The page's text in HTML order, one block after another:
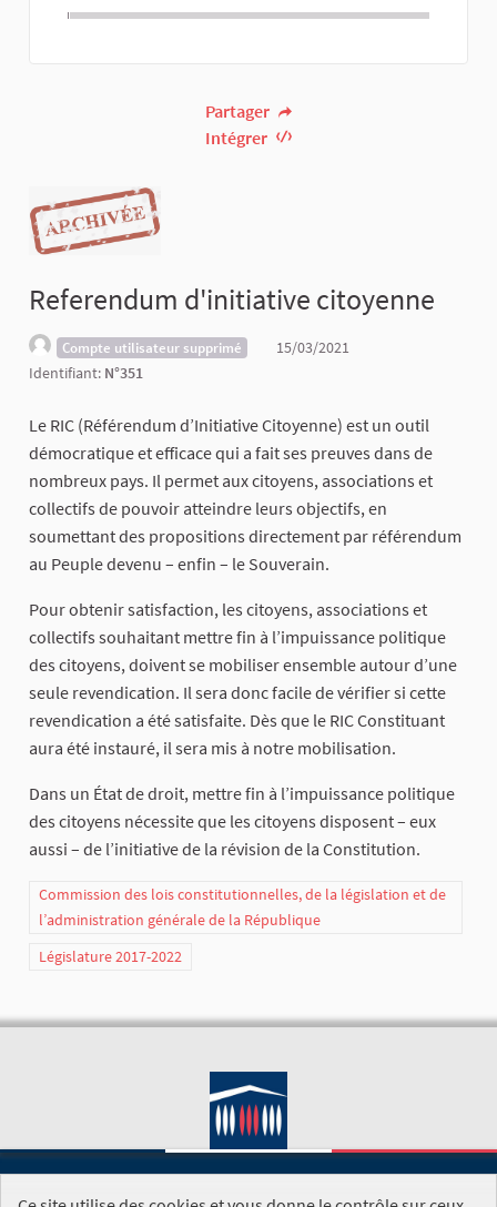
Partager
Intégrer
Referendum d'initiative citoyenne
Compte utilisateur supprimé
15/03/2021
Identifiant: N°351
Le RIC (Référendum d’Initiative Citoyenne) est un outil
démocratique et efficace qui a fait ses preuves dans de
nombreux pays. Il permet aux citoyens, associations et
collectifs de pouvoir atteindre leurs objectifs, en
soumettant des propositions directement par référendum
au Peuple devenu – enfin – le Souverain.
Pour obtenir satisfaction, les citoyens, associations et
collectifs souhaitant mettre fin à l’impuissance politique
des citoyens, doivent se mobiliser ensemble autour d’une
seule revendication. Il sera donc facile de vérifier si cette
revendication a été satisfaite. Dès que le RIC Constituant
aura été instauré, il sera mis à notre mobilisation.
Dans un État de droit, mettre fin à l’impuissance politique
des citoyens nécessite que les citoyens disposent – eux
aussi – de l’initiative de la révision de la Constitution.
Commission des lois constitutionnelles, de la législation et de
l’administration générale de la République
Législature 2017-2022